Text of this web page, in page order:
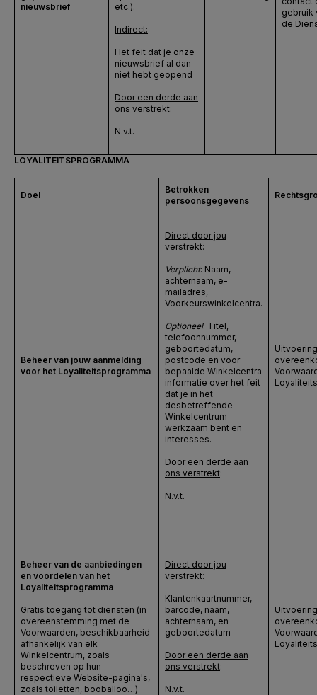
nieuwsbrief
etc.).
Indirect:
Het feit dat je onze
nieuwsbrief al dan
niet hebt geopend
Door een derde aan
ons verstrekt:
N.v.t.
gebruik
de
LOYALITEITSPROGRAMMA
Doel
Betrokken
persoonsgegevens
Beheer van jouw aanmelding
voor het Loyaliteitsprogramma
Direct door jou
verstrekt:
Verplicht: Naam,
achternaam, e-
mailadres,
Voorkeurswinkelcentra.
Optioneel: Titel,
telefoonnummer,
geboortedatum,
postcode en voor
bepaalde Winkelcentra
informatie over het feit
dat je in het
desbetreffende
Winkelcentrum
werkzaam bent en
interesses.
Door een derde aan
ons verstrekt:
N.v.t.
Beheer van de aanbiedingen
en voordelen van het
Loyaliteitsprogramma
Gratis toegang tot diensten (in
overeenstemming met de
Voorwaarden, beschikbaarheid
afhankelijk van elk
Winkelcentrum, zoals
beschreven op hun
respectieve Website-pagina's,
zoals toiletten, booballoo…)
Direct door jou
verstrekt:
Klantenkaartnummer,
barcode, naam,
achternaam, en
geboortedatum
Door een derde aan
ons verstrekt:
N.v.t.